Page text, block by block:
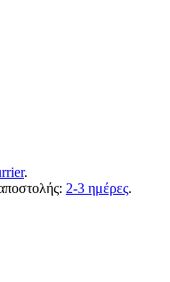
.
2-3 ημέρες.